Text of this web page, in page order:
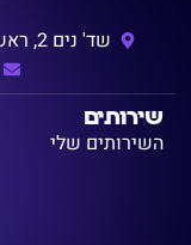
שירותים
השירותים שלי
שד' נים 2, ראשל"צ | עזריאלי ראשונים - מגדל עסקים